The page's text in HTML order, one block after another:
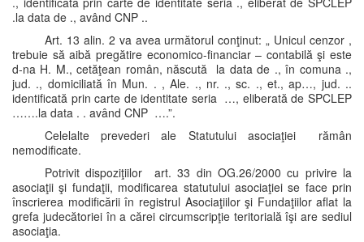
.la data de ., având CNP ..
Art. 13 alin. 2 va avea următorul conţinut: „ Unicul cenzor ,
trebuie să aibă pregătire economico-financiar – contabilă şi este
d-na H. M., cetăţean român, născută la data de ., în comuna .,
jud. ., domiciliată în Mun. . , Ale. ., nr. ., sc. ., et., ap…, jud. ..
identificată prin carte de identitate seria …, eliberată de SPCLEP
…….la data . . având CNP ….”.
Celelalte prevederi ale Statutului asociaţiei rămân
nemodificate.
Potrivit dispoziţiilor art. 33 din OG.26/2000 cu privire la
asociaţii şi fundaţii, modificarea statutului asociaţiei se face prin
înscrierea modificării în registrul Asociaţiilor şi Fundaţiilor aflat la
grefa judecătoriei în a cărei circumscripţie teritorială îşi are sediul
asociaţia.